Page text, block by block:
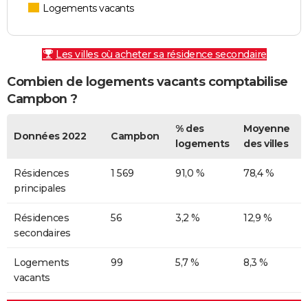
Logements vacants
Les villes où acheter sa résidence secondaire
Combien de logements vacants comptabilise
Campbon ?
Données 2022 Campbon
% des
logements
Moyenne
des villes
Résidences
principales
1 569 91,0 % 78,4 %
Résidences
secondaires
56 3,2 % 12,9 %
Logements
vacants
99 5,7 % 8,3 %